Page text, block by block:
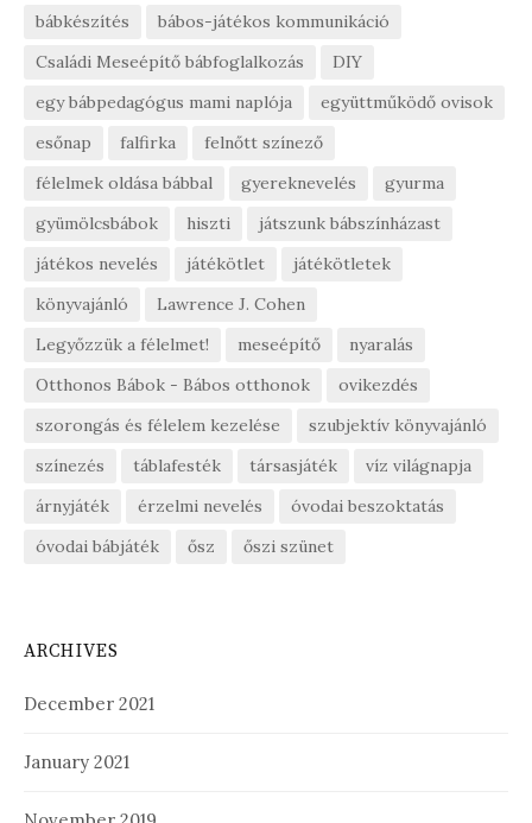
bábkészítés
bábos-játékos kommunikáció
Családi Meseépítő bábfoglalkozás
DIY
egy bábpedagógus mami naplója
együttműködő ovisok
esőnap
falfirka
felnőtt színező
félelmek oldása bábbal
gyereknevelés
gyurma
gyümölcsbábok
hiszti
játszunk bábszínházast
játékos nevelés
játékötlet
játékötletek
könyvajánló
Lawrence J. Cohen
Legyőzzük a félelmet!
meseépítő
nyaralás
Otthonos Bábok - Bábos otthonok
ovikezdés
szorongás és félelem kezelése
szubjektív könyvajánló
színezés
táblafesték társasjáték
víz világnapja
árnyjáték
érzelmi nevelés
óvodai beszoktatás
óvodai bábjáték
ősz őszi szünet
ARCHIVES
December 2021
January 2021